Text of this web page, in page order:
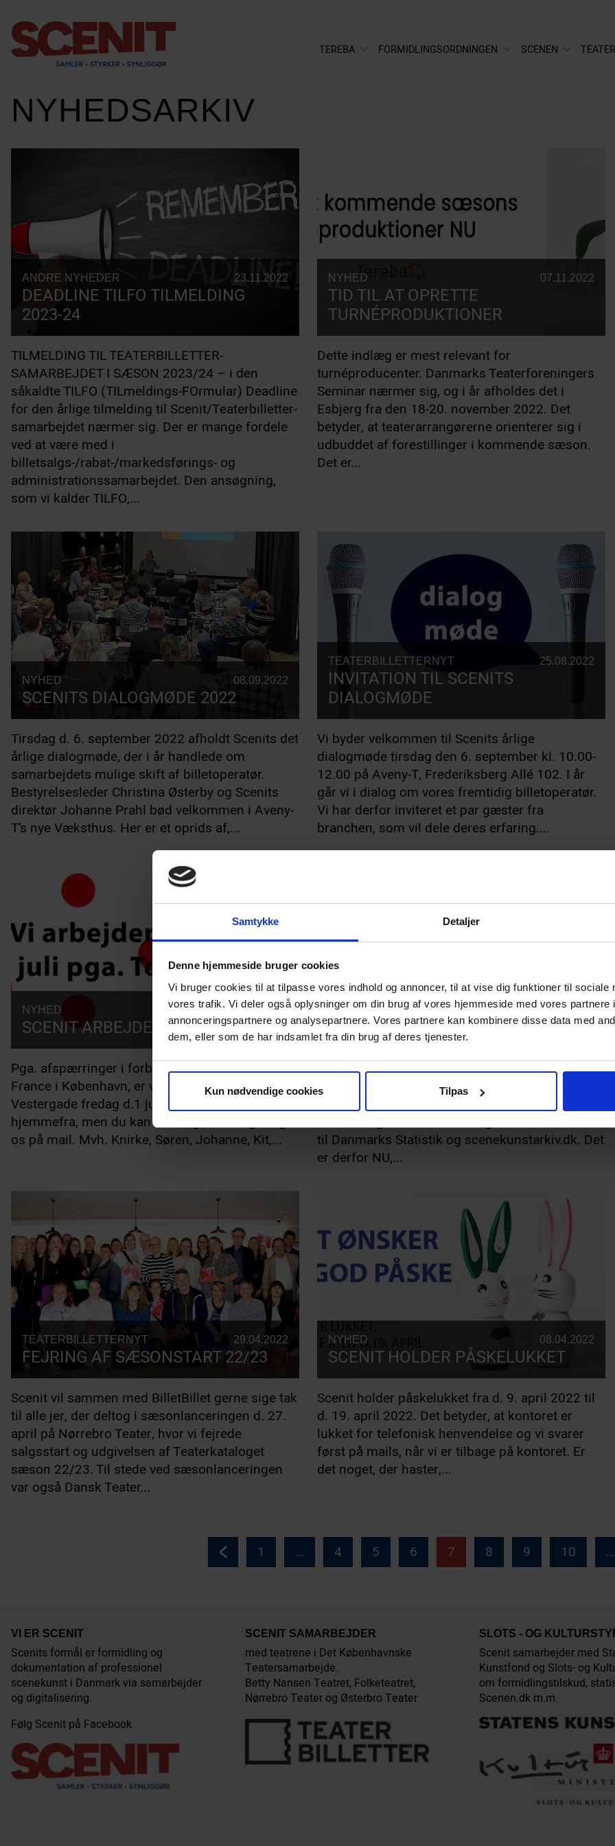
Samtykke Detaljer
Denne hjemmeside bruger cookies
Vi bruger cookies til at tilpasse vores indhold og annoncer, til at vise dig funktioner til sociale
vores trafik. Vi deler også oplysninger om din brug af vores hjemmeside med vores partnere
annonceringspartnere og analysepartnere. Vores partnere kan kombinere disse data med
dem, eller som de har indsamlet fra din brug af deres tjenester.
Kun nødvendige cookies Tilpas
scenit.dk
TEREBA FORMIDLINGSORDNINGEN SCENEN
NYHEDSARKIV
ANDRE NYHEDER 23.11.2022
DEADLINE TILFO TILMELDING
2023-24
TILMELDING TIL TEATERBILLETTER-
SAMARBEJDET I SÆSON 2023/24 – i den
såkaldte TILFO (TILmeldings-FOrmular) Deadline
for den årlige tilmelding til Scenit/Teaterbilletter-
samarbejdet nærmer sig. Der er mange fordele
ved at være med i
billetsalgs-/rabat-/markedsførings- og
administrationssamarbejdet. Den ansøgning,
som vi kalder TILFO,...
NYHED 07.11.2022
TID TIL AT OPRETTE
TURNÉPRODUKTIONER
Dette indlæg er mest relevant for
turnéproducenter. Danmarks Teaterforeningers
Seminar nærmer sig, og i år afholdes det i
Esbjerg fra den 18-20. november 2022. Det
betyder, at teaterarrangørerne orienterer sig i
udbuddet af forestillinger i kommende sæson.
Det er...
NYHED 08.09.2022
SCENITS DIALOGMØDE 2022
Tirsdag d. 6. september 2022 afholdt Scenits det
årlige dialogmøde, der i år handlede om
samarbejdets mulige skift af billetoperatør.
Bestyrelsesleder Christina Østerby og Scenits
direktør Johanne Prahl bød velkommen i Aveny-
T’s nye Væksthus. Her er et oprids af,...
TEATERBILLETTERNYT 25.08.2022
INVITATION TIL SCENITS
DIALOGMØDE
Vi byder velkommen til Scenits årlige
dialogmøde tirsdag den 6. september kl. 10.00-
12.00 på Aveny-T, Frederiksberg Allé 102. I år
går vi i dialog om vores fremtidig billetoperatør.
Vi har derfor inviteret et par gæster fra
branchen, som vil dele deres erfaring....
NYHED 30.06.2022
SCENIT ARBEJDER HJEMMEFRA
Pga. afspærringer i forbindelse med Tour de
France i København, er vi ikke på kontoret i
Vestergade fredag d.1 juli 2022. Vi arbejder alle
hjemmefra, men du kan naturligvis stadig fange
os på mail. Mvh. Knirke, Søren, Johanne, Kit,...
TEREBANYT 16.06.2022
HAR DU HUSKET ALT?
Vi er i gang med årets Tereba sommerrengøring.
Til efteråret lukker vi helt ned for sæson 21/22 i
Tereba, og dermed lukkes mulighed for
indtastning i Tereba. Efterfølgende sendes data
til Danmarks Statistik og scenekunstarkiv.dk. Det
er derfor NU,...
TEATERBILLETTERNYT 29.04.2022
FEJRING AF SÆSONSTART 22/23
Scenit vil sammen med BilletBillet gerne sige tak
til alle jer, der deltog i sæsonlanceringen d. 27.
april på Nørrebro Teater, hvor vi fejrede
salgsstart og udgivelsen af Teaterkataloget
sæson 22/23. Til stede ved sæsonlanceringen
var også Dansk Teater...
NYHED 08.04.2022
SCENIT HOLDER PÅSKELUKKET
Scenit holder påskelukket fra d. 9. april 2022 til
d. 19. april 2022. Det betyder, at kontoret er
lukket for telefonisk henvendelse og vi svarer
først på mails, når vi er tilbage på kontoret. Er
det noget, der haster,...
1 … 4 5 6 7 8 9 10 …
VI ER SCENIT
Scenits formål er formidling og
dokumentation af professionel
scenekunst i Danmark via samarbejder
og digitalisering.
Følg Scenit på Facebook
SCENIT SAMARBEJDER
med teatrene i Det Københavnske
Teatersamarbejde.
Betty Nansen Teatret, Folketeatret,
Nørrebro Teater og Østerbro Teater
SLOTS - OG
Scenit samarbejder med
Kunstfond og Slots- og
om formidlingstilskud,
Scenen.dk m.m.